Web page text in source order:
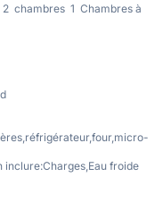
2 chambres 1 Chambres à
inclure:Charges,Eau froide